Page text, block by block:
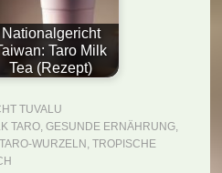
Nationalgericht
Taro Milk
Tea (Rezept)
TUVALU
TARO, GESUNDE ERNÄHRUNG,
TARO-WURZELN , TROPISCHE